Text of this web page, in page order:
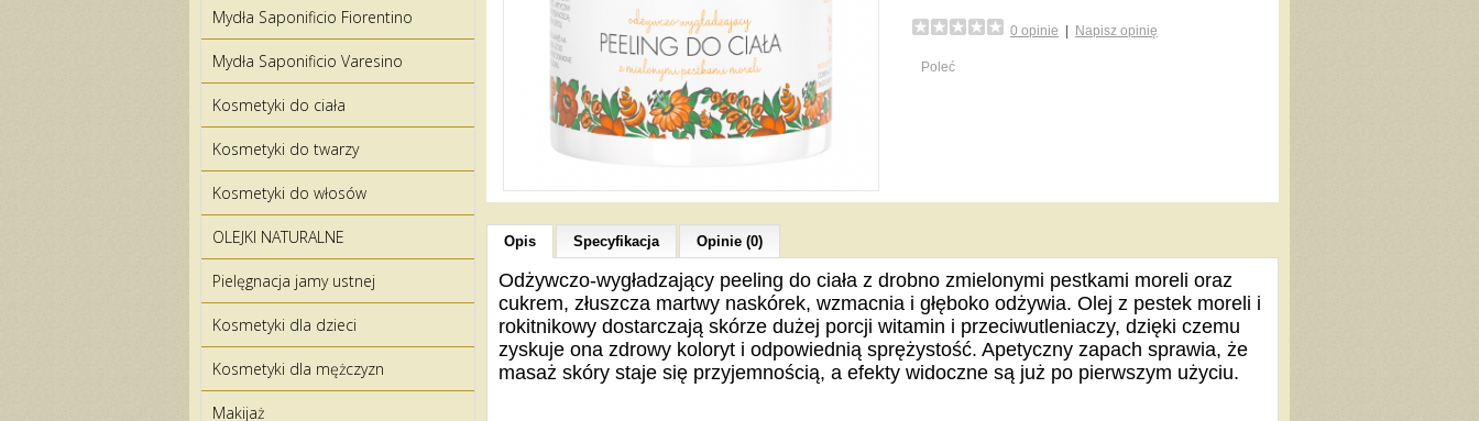
Mydła Saponificio Fiorentino
Mydła Saponificio Varesino
Kosmetyki do ciała
Kosmetyki do twarzy
Kosmetyki do włosów
OLEJKI NATURALNE
Pielęgnacja jamy ustnej
Kosmetyki dla dzieci
Kosmetyki dla mężczyzn
Makijaż
0 opinie Napisz opinię
Poleć
Opis Specyfikacja Opinie (0)
Odżywczo-wygładzający peeling do ciała z drobno zmielonymi pestkami moreli oraz
cukrem, złuszcza martwy naskórek, wzmacnia i głęboko odżywia. Olej z pestek moreli i
rokitnikowy dostarczają skórze dużej porcji witamin i przeciwutleniaczy, dzięki czemu
zyskuje ona zdrowy koloryt i odpowiednią sprężystość. Apetyczny zapach sprawia, że
masaż skóry staje się przyjemnością, a efekty widoczne są już po pierwszym użyciu.